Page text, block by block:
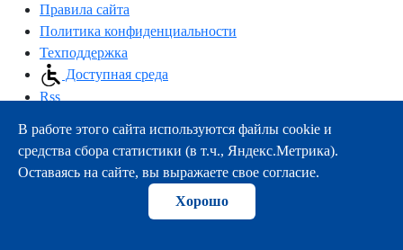
Правила сайта
Политика конфиденциальности
Техподдержка
Доступная среда
Rss
163000, г.Архангельск, пр-т Троицкий, 51
тел.:+7 (8182) 21-11-63
e-mail:info@nsmu.ru
© ФГБОУ ВО СГМУ (г. Архангельск) Минздрава России
В работе этого сайта используются файлы cookie и
средства сбора статистики (в т.ч., Яндекс.Метрика).
Оставаясь на сайте, вы выражаете свое согласие.
Хорошо